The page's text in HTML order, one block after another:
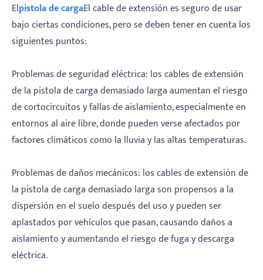
Elpistola de cargaEl cable de extensión es seguro de usar
bajo ciertas condiciones, pero se deben tener en cuenta los
siguientes puntos:
Problemas de seguridad eléctrica: los cables de extensión
de la pistola de carga demasiado larga aumentan el riesgo
de cortocircuitos y fallas de aislamiento, especialmente en
entornos al aire libre, donde pueden verse afectados por
factores climáticos como la lluvia y las altas temperaturas.
Problemas de daños mecánicos: los cables de extensión de
la pistola de carga demasiado larga son propensos a la
dispersión en el suelo después del uso y pueden ser
aplastados por vehículos que pasan, causando daños a
aislamiento y aumentando el riesgo de fuga y descarga
eléctrica.